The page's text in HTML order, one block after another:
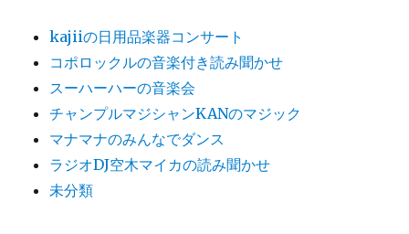
kajiiの日用品楽器コンサート
コポロックルの音楽付き読み聞かせ
スーハーハーの音楽会
チャンプルマジシャンKANのマジック
マナマナのみんなでダンス
ラジオDJ空木マイカの読み聞かせ
未分類